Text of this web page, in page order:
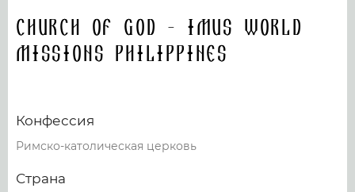
Church of God - Imus World
Missions Philippines
Конфессия
Римско-католическая церковь
Страна